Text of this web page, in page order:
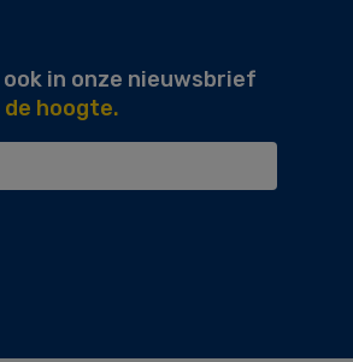
in onze nieuwsbrief
hoogte.